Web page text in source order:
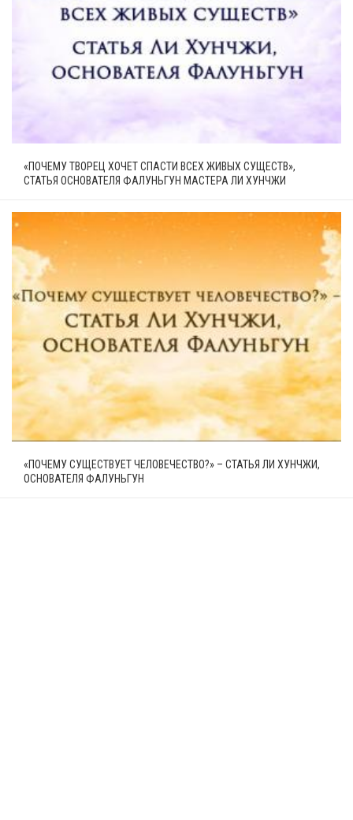
«ПОЧЕМУ ТВОРЕЦ ХОЧЕТ СПАСТИ ВСЕХ ЖИВЫХ СУЩЕСТВ»,
СТАТЬЯ ОСНОВАТЕЛЯ ФАЛУНЬГУН МАСТЕРА ЛИ ХУНЧЖИ
«ПОЧЕМУ СУЩЕСТВУЕТ ЧЕЛОВЕЧЕСТВО?» – СТАТЬЯ ЛИ ХУНЧЖИ,
ОСНОВАТЕЛЯ ФАЛУНЬГУН